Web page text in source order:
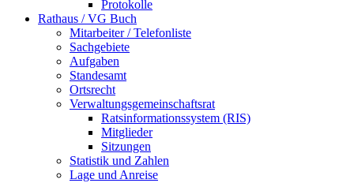
Protokolle
Rathaus / VG Buch
Mitarbeiter / Telefonliste
Sachgebiete
Aufgaben
Standesamt
Ortsrecht
Verwaltungsgemeinschaftsrat
Ratsinformationssystem (RIS)
Mitglieder
Sitzungen
Statistik und Zahlen
Lage und Anreise